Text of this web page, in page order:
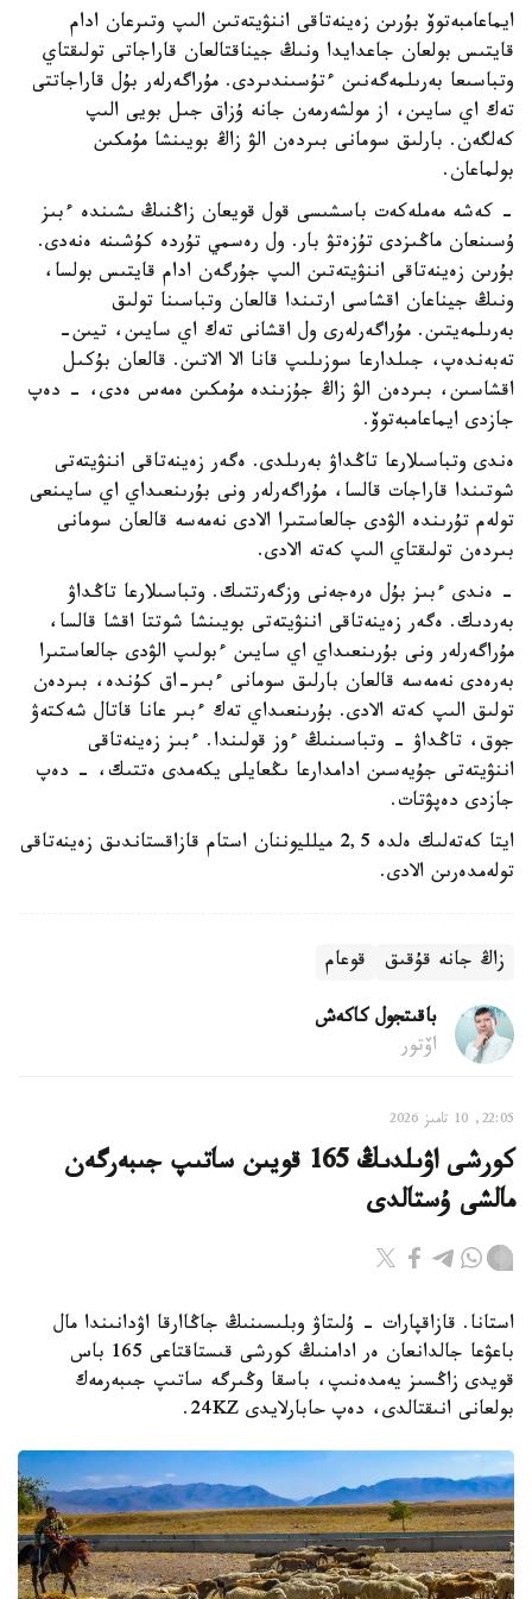
ايماعامبەتوۆ بۇرىن زەينەتاقى اننۋيتەتىن الىپ وتىرعان ادام
قايتىس بولعان جاعدايدا ونىڭ جيناقتالعان قاراجاتى تولىقتاي
وتباسىعا بەرىلمەگەنىن ءتۇسىندىردى. مۇراگەرلەر بۇل قاراجاتتى
تەك اي سايىن، از مولشەرمەن جانە ۇزاق جىل بويى الىپ
كەلگەن. بارلىق سومانى بىردەن الۋ زاڭ بويىنشا مۇمكىن
بولماعان.
- كەشە مەملەكەت باسشىسى قول قويعان زاڭنىڭ ىشىندە ءبىز
ۇسىنعان ماڭىزدى تۇزەتۋ بار. ول رەسمي تۇردە كۇشىنە ەنەدى.
بۇرىن زەينەتاقى اننۋيتەتىن الىپ جۇرگەن ادام قايتىس بولسا،
ونىڭ جيناعان اقشاسى ارتىندا قالعان وتباسىنا تولىق
بەرىلمەيتىن. مۇراگەرلەرى ول اقشانى تەك اي سايىن، تيىن-
تەبەندەپ، جىلدارعا سوزىلىپ قانا الا الاتىن. قالعان بۇكىل
اقشاسىن، بىردەن الۋ زاڭ جۇزىندە مۇمكىن ەمەس ەدى، - دەپ
جازدى ايماعامبەتوۆ.
ەندى وتباسىلارعا تاڭداۋ بەرىلدى. ەگەر زەينەتاقى اننۋيتەتى
شوتىندا قاراجات قالسا، مۇراگەرلەر ونى بۇرىنعىداي اي سايىنعى
تولەم تۇرىندە الۋدى جالعاستىرا الادى نەمەسە قالعان سومانى
بىردەن تولىقتاي الىپ كەتە الادى.
- ەندى ءبىز بۇل ەرەجەنى وزگەرتتىك. وتباسىلارعا تاڭداۋ
بەردىك. ەگەر زەينەتاقى اننۋيتەتى بويىنشا شوتتا اقشا قالسا،
مۇراگەرلەر ونى بۇرىنعىداي اي سايىن ءبولىپ الۋدى جالعاستىرا
بەرەدى نەمەسە قالعان بارلىق سومانى ءبىر-اق كۇندە، بىردەن
تولىق الىپ كەتە الادى. بۇرىنعىداي تەك ءبىر عانا قاتال شەكتەۋ
جوق، تاڭداۋ - وتباسىنىڭ ءوز قولىندا. ءبىز زەينەتاقى
اننۋيتەتى جۇيەسىن ادامدارعا ىڭعايلى يكەمدى ەتتىك، - دەپ
جازدى دەپۋتات.
ايتا كەتەلىك ەلدە 2,5 ميلليوننان استام قازاقستاندىق زەينەتاقى
تولەمدەرىن الادى.
زاڭ جانە قۇقىق قوعام
باقىتجول كاكەش
اۆتور
22:05, 10 تامىز 2026
كورشى اۋىلدىڭ 165 قويىن ساتىپ جىبەرگەن
مالشى ۇستالدى
استانا. قازاقپارات - ۇلىتاۋ وبلىسىنىڭ جاڭاارقا اۋدانىندا مال
باعۋعا جالدانعان ەر ادامنىڭ كورشى قىستاقتاعى 165 باس
قويدى زاڭسىز يەمدەنىپ، باسقا وڭىرگە ساتىپ جىبەرمەك
بولعانى انىقتالدى، دەپ حابارلايدى 24KZ.